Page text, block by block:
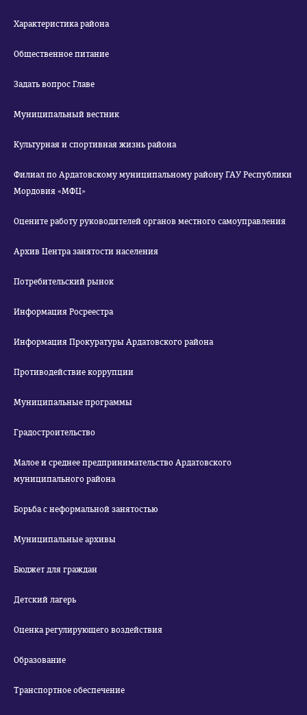
Характеристика района
Общественное питание
Задать вопрос Главе
Муниципальный вестник
Культурная и спортивная жизнь района
Филиал по Ардатовскому муниципальному району ГАУ Республики
Мордовия «МФЦ»
Оцените работу руководителей органов местного самоуправления
Архив Центра занятости населения
Потребительский рынок
Информация Росреестра
Информация Прокуратуры Ардатовского района
Противодействие коррупции
Муниципальные программы
Градостроительство
Малое и среднее предпринимательство Ардатовского
муниципального района
Борьба с неформальной занятостью
Муниципальные архивы
Бюджет для граждан
Детский лагерь
Оценка регулирующего воздействия
Образование
Транспортное обеспечение